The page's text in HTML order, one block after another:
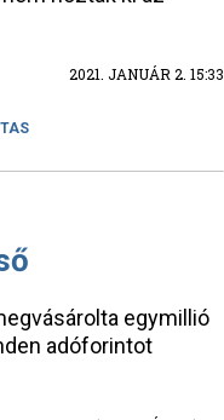
2021. JANUÁR 2. 15:33
egymillió
adóforintot